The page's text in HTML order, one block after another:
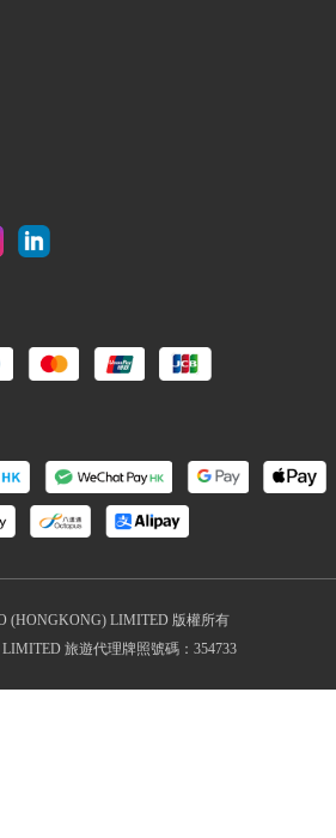
(HONGKONG) LIMITED 版權所有
旅遊代理牌照號碼：354733